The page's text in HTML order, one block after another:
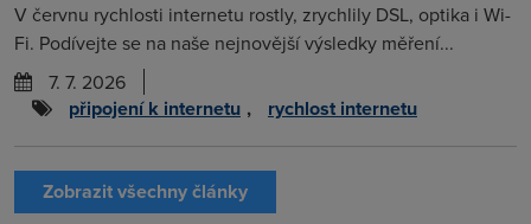
V červnu rychlosti internetu rostly, zrychlily DSL, optika i Wi-
Fi. Podívejte se na naše nejnovější výsledky měření...
7. 7. 2026
připojení k internetu , rychlost internetu
Zobrazit všechny články